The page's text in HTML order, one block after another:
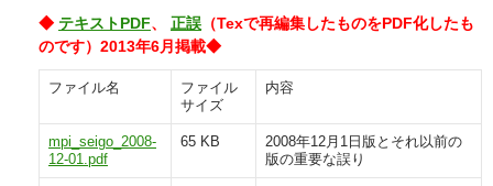
◆ テキストPDF、 正誤 （Texで再編集したものをPDF化したも
のです）2013年6月掲載◆
ファイル名
ファイル
サイズ
内容
mpi_seigo_2008-
12-01.pdf
65 KB
2008年12月1日版とそれ以前の
版の重要な誤り